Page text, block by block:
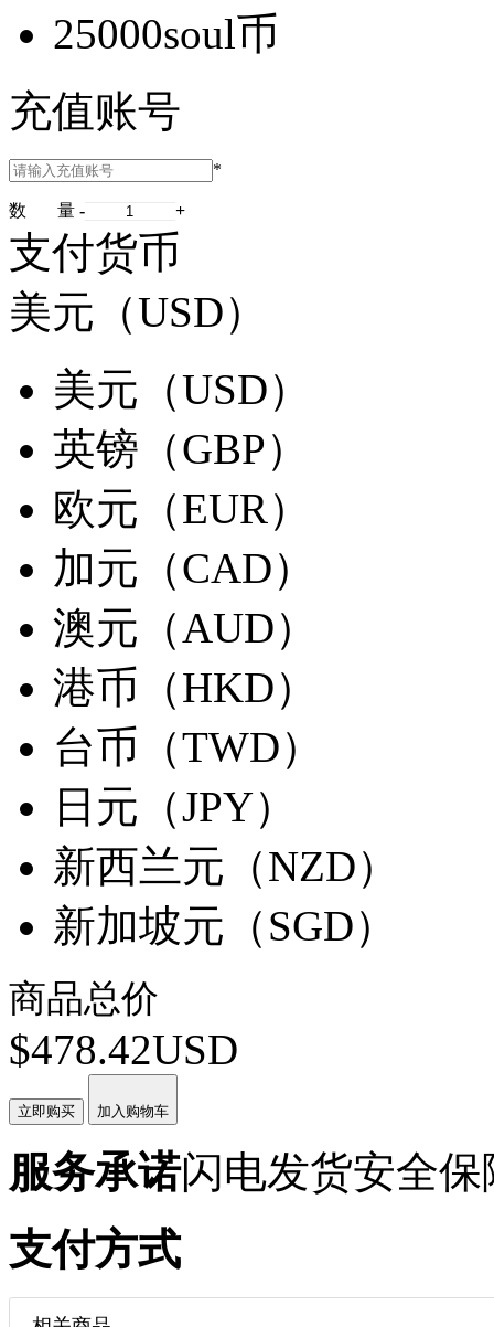
25000soul币
充值账号
*
数 量 - +
支付货币
美元（USD）
美元（USD）
英镑（GBP）
欧元（EUR）
加元（CAD）
澳元（AUD）
港币（HKD）
台币（TWD）
日元（JPY）
新西兰元（NZD）
新加坡元（SGD）
商品总价
$478.42USD
立即购买 加入购物车
服务承诺闪电发货安全保
支付方式